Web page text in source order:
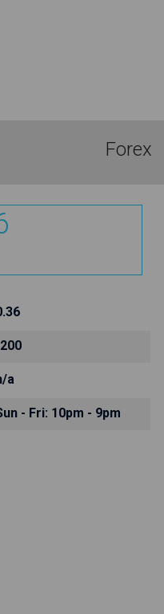
Forex
a
- Fri: 10pm - 9pm